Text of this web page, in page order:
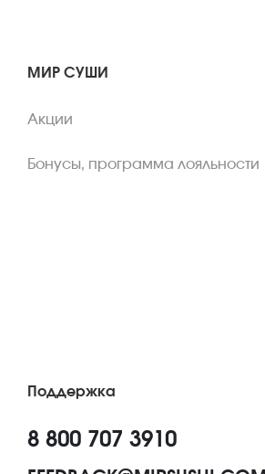
МИР СУШИ
Акции
Бонусы, программа лояльности
Поддержка
8 800 707 3910